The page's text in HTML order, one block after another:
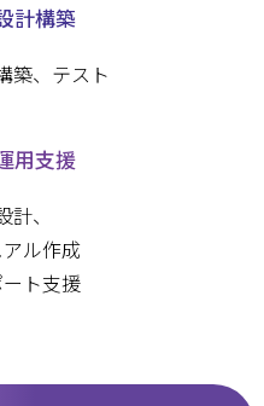
計構築
築、テスト
用支援
計、
ル作成
ート支援